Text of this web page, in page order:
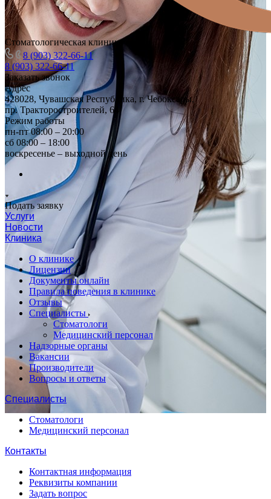
Стоматологическая клиника
8 (903) 322-66-11
8 (903) 322-66-11
Заказать звонок
Адрес
428028, Чувашская Республика, г. Чебоксары,
пр. Тракторостроителей, 64
Режим работы
пн-пт 08:00 – 20:00
сб 08:00 – 18:00
воскресенье – выходной день
Подать заявку
Услуги
Новости
Клиника
О клинике
Лицензии
Документы онлайн
Правила поведения в клинике
Отзывы
Специалисты
Стоматологи
Медицинский персонал
Надзорные органы
Вакансии
Производители
Вопросы и ответы
Специалисты
Стоматологи
Медицинский персонал
Контакты
Контактная информация
Реквизиты компании
Задать вопрос